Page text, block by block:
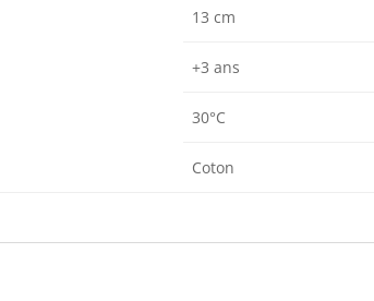
13 cm
+3 ans
30°C
Coton